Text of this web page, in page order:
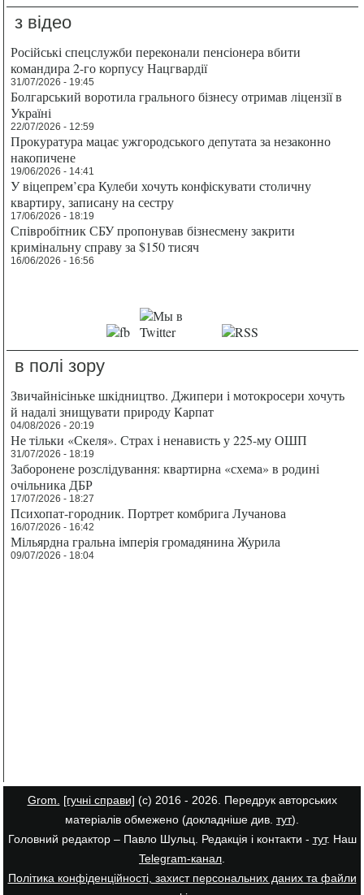
з відео
Російські спецслужби переконали пенсіонера вбити
командира 2-го корпусу Нацгвардії
31/07/2026 - 19:45
Болгарський воротила грального бізнесу отримав ліцензії в
Україні
22/07/2026 - 12:59
Прокуратура мацає ужгородського депутата за незаконно
накопичене
19/06/2026 - 14:41
У віцепрем’єра Кулеби хочуть конфіскувати столичну
квартиру, записану на сестру
17/06/2026 - 18:19
Співробітник СБУ пропонував бізнесмену закрити
кримінальну справу за $150 тисяч
16/06/2026 - 16:56
в полі зору
Звичайнісіньке шкідництво. Джипери і мотокросери хочуть
й надалі знищувати природу Карпат
04/08/2026 - 20:19
Не тільки «Скеля». Страх і ненависть у 225-му ОШП
31/07/2026 - 18:19
Заборонене розслідування: квартирна «схема» в родині
очільника ДБР
17/07/2026 - 18:27
Психопат-городник. Портрет комбрига Лучанова
16/07/2026 - 16:42
Мільярдна гральна імперія громадянина Журила
09/07/2026 - 18:04
Grom. [гучні справи] (с) 2016 - 2026. Передрук авторських
матеріалів обмежено (докладніше див. тут).
Головний редактор – Павло Шульц. Редакція і контакти - тут. Наш
Telegram-канал
Політика конфіденційності, захист персональних даних та файли